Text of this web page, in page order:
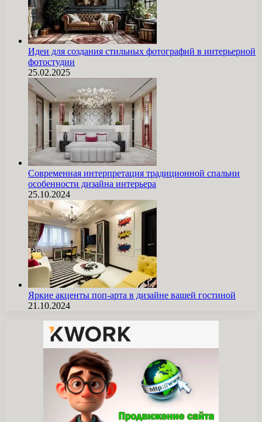
Идеи для создания стильных фотографий в интерьерной
фотостудии
25.02.2025
Современная интерпретация традиционной спальни
особенности дизайна интерьера
25.10.2024
Яркие акценты поп-арта в дизайне вашей гостиной
21.10.2024